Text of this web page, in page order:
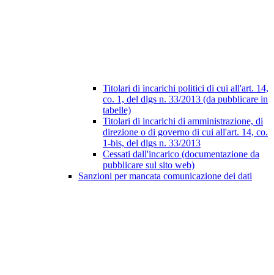
Titolari di incarichi politici di cui all'art. 14,
co. 1, del dlgs n. 33/2013 (da pubblicare in
tabelle)
Titolari di incarichi di amministrazione, di
direzione o di governo di cui all'art. 14, co.
1-bis, del dlgs n. 33/2013
Cessati dall'incarico (documentazione da
pubblicare sul sito web)
Sanzioni per mancata comunicazione dei dati